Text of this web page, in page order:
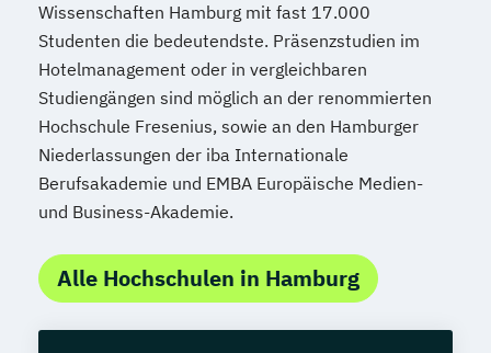
Wissenschaften Hamburg mit fast 17.000
Studenten die bedeutendste. Präsenzstudien im
Hotelmanagement oder in vergleichbaren
Studiengängen sind möglich an der renommierten
Hochschule Fresenius, sowie an den Hamburger
Niederlassungen der iba Internationale
Berufsakademie und EMBA Europäische Medien-
und Business-Akademie.
Alle Hochschulen in Hamburg